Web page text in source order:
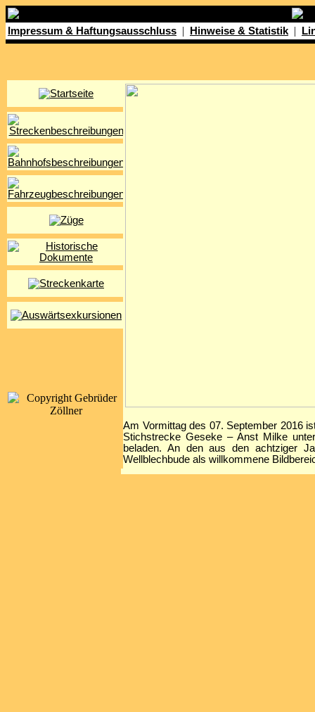
Impressum & Haftungsausschluss | Hinweise & Statistik |
Am Vormittag des 07. September 2016
Stichstrecke Geseke – Anst Milke
beladen. An den aus den achtziger
Wellblechbude als willkommene